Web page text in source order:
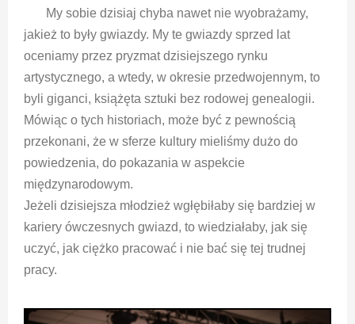
My sobie dzisiaj chyba nawet nie wyobrażamy,
jakież to były gwiazdy. My te gwiazdy sprzed lat
oceniamy przez pryzmat dzisiejszego rynku
artystycznego, a wtedy, w okresie przedwojennym, to
byli giganci, książęta sztuki bez rodowej genealogii.
Mówiąc o tych historiach, może być z pewnością
przekonani, że w sferze kultury mieliśmy dużo do
powiedzenia, do pokazania w aspekcie
międzynarodowym.
Jeżeli dzisiejsza młodzież wgłębiłaby się bardziej w
kariery ówczesnych gwiazd, to wiedziałaby, jak się
uczyć, jak ciężko pracować i nie bać się tej trudnej
pracy.